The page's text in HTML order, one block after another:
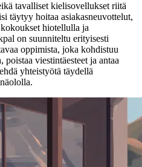
tavalliset kielisovellukset riitä
täytyy hoitaa asiakasneuvottelut,
hiotellulla ja
on suunniteltu erityisesti
oppimista, joka kohdistuu
viestintäesteet ja antaa
yhteistyötä täydellä